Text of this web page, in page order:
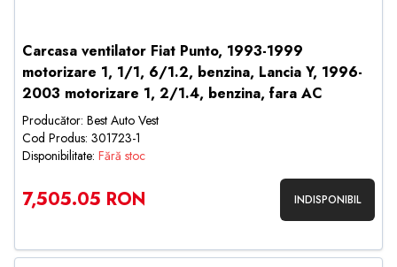
Carcasa ventilator Fiat Punto, 1993-1999
motorizare 1, 1/1, 6/1.2, benzina, Lancia Y, 1996-
2003 motorizare 1, 2/1.4, benzina, fara AC
Producător: Best Auto Vest
Cod Produs: 301723-1
Disponibilitate: Fără stoc
7,505.05 RON INDISPONIBIL